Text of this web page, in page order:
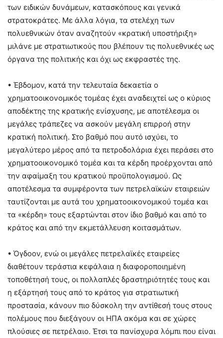
των ειδικών δυνάμεων, κατασκόπους και γενικά
στρατοκράτες. Με άλλα λόγια, τα στελέχη των
πολυεθνικών όταν αναζητούν «κρατική υποστήριξη»
μιλάνε με στρατιωτικούς που βλέπουν τις πολυεθνικές ως
όργανα της πολιτικής και όχι ως εκφραστές της.
• Έβδομον, κατά την τελευταία δεκαετία ο
χρηματοοικονομικός τομέας έχει αναδειχτεί ως ο κύριος
αποδέκτης της κρατικής ενίσχυσης, με αποτέλεσμα οι
μεγάλες τράπεζες να ασκούν μεγάλη επιρροή στην
κρατική πολιτική. Στο βαθμό που αυτό ισχύει, το
μεγαλύτερο μέρος από τα πετροδολάρια έχει περάσει στο
χρηματοοικονομικό τομέα και τα κέρδη προέρχονται από
την αφαίμαξη του κρατικού προϋπολογισμού. Ως
αποτέλεσμα τα συμφέροντα των πετρελαϊκών εταιρειών
ταυτίζονται με αυτά του χρηματοοικονομικού τομέα και
τα «κέρδη» τους εξαρτώνται στον ίδιο βαθμό και από το
κράτος και από την εκμετάλλευση κοιτασμάτων.
• Όγδοον, ενώ οι μεγάλες πετρελαϊκές εταιρείες
διαθέτουν τεράστια κεφάλαια η διαφοροποιημένη
τοποθέτησή τους, οι πολλαπλές δραστηριότητές τους και
η εξάρτησή τους από το κράτος για στρατιωτική
προστασία, κάνουν πιο δύσκολη την αντίθεσή τους στους
πολέμους που διεξάγουν οι ΗΠΑ ακόμα και σε χώρες
πλούσιες σε πετρέλαιο. Έτσι τα πανίσχυρα λόμπι που είναι